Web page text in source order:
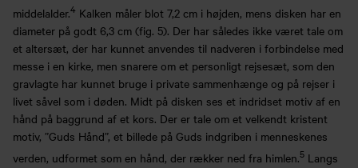
middelalder.4 Kalken måler blot 7,2 cm i højden, mens disken har en
diameter på godt 6,3 cm (fig. 5). Der har således ikke været tale om
et altersæt, der har kunnet anvendes til nadveren i forbindelse med
messe i en kirke, men snarere om et personligt rejsesæt, som den
gravlagte har kunnet bruge i private sammenhænge og på rejser i
livet såvel som i døden. Midt på disken ses et indridset motiv af en
hånd på baggrund af et kors. Der er tale om et velkendt kristent
motiv, ”Guds Hånd”, et billede på Guds indgriben i menneskenes
verden, udformet som en hånd, der rækker ned fra himlen.5 Langs